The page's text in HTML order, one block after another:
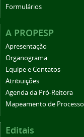
Formulários
A PROPESP
Apresentação
Organograma
Equipe e Contatos
Atribuições
Agenda da Pró-Reitora
Mapeamento de Processo
Editais